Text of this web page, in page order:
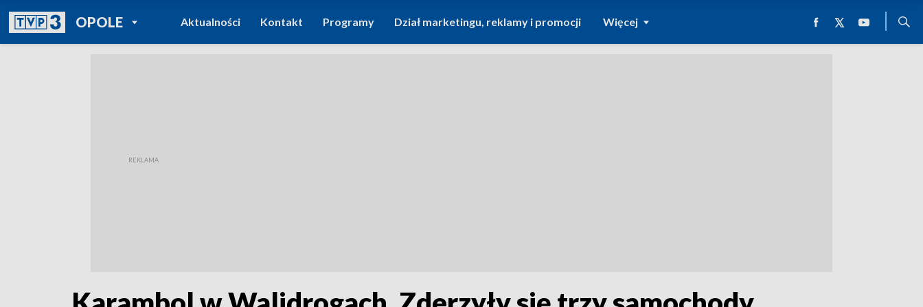
OPOLEPOWRÓT DO
TVP REGIONY
Aktualności Kontakt Programy Dział marketingu, reklamy i promocji Więcej